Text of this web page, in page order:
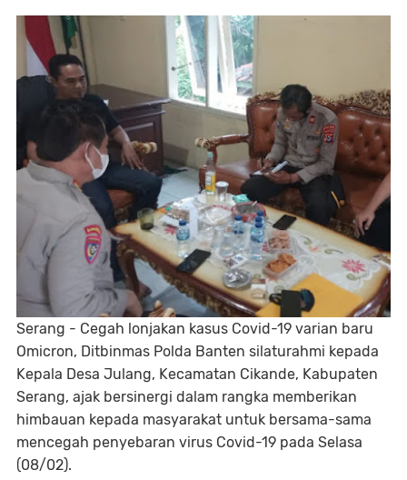
Serang - Cegah lonjakan kasus Covid-19 varian baru
Omicron, Ditbinmas Polda Banten silaturahmi kepada
Kepala Desa Julang, Kecamatan Cikande, Kabupaten
Serang, ajak bersinergi dalam rangka memberikan
himbauan kepada masyarakat untuk bersama-sama
mencegah penyebaran virus Covid-19 pada Selasa
(08/02).